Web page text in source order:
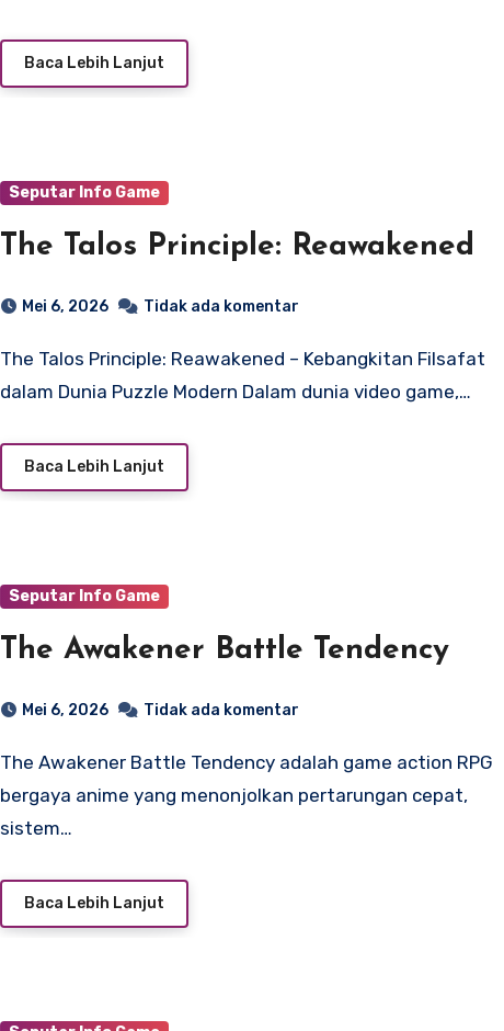
Baca Lebih Lanjut
Seputar Info Game
The Talos Principle: Reawakened
Mei 6, 2026 Tidak ada komentar
The Talos Principle: Reawakened – Kebangkitan Filsafat
dalam Dunia Puzzle Modern Dalam dunia video game,…
Baca Lebih Lanjut
Seputar Info Game
The Awakener Battle Tendency
Mei 6, 2026 Tidak ada komentar
The Awakener Battle Tendency adalah game action RPG
bergaya anime yang menonjolkan pertarungan cepat,
sistem…
Baca Lebih Lanjut